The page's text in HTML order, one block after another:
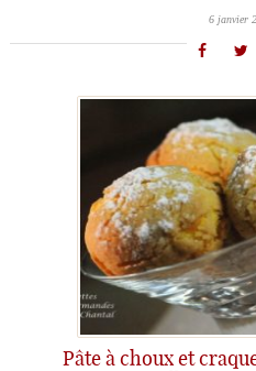
6 janvier
Pâte à choux et